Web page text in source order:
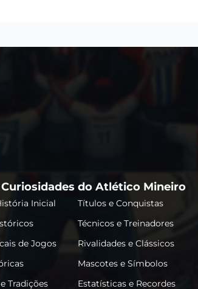
do Atlético Mineiro
Inicial
Títulos e Conquistas
Técnicos e Treinadores
de Jogos
Rivalidades e Clássicos
Mascotes e Símbolos
Tradições
Estatísticas e Recordes